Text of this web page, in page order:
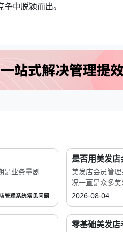
中脱颖而出。
是业务量剧
管理系统常见问题
是否用美发
美发店会员管
况一直是众多美
2026-08-04
零基础美发